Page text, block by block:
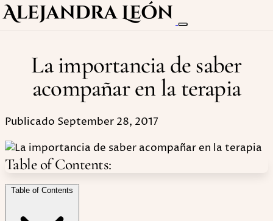
La importancia de saber
acompañar en la terapia
Publicado September 28, 2017
Table of Contents:
Table of Contents